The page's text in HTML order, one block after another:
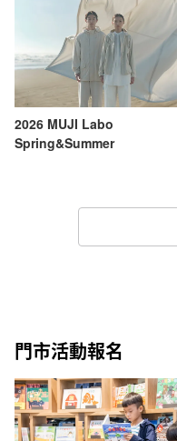
2026 MUJI Labo
Spring&Summer
門市活動報名